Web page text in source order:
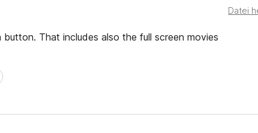
That includes also the full screen movies
Datei